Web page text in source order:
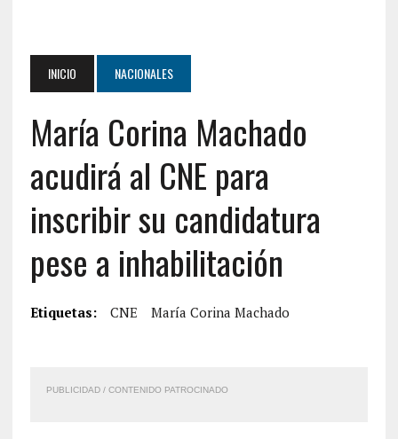
INICIO NACIONALES
María Corina Machado
acudirá al CNE para
inscribir su candidatura
pese a inhabilitación
Etiquetas: CNE María Corina Machado
PUBLICIDAD / CONTENIDO PATROCINADO